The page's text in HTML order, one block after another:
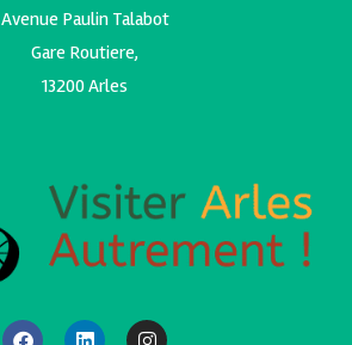
Avenue Paulin Talabot
Gare Routiere,
13200 Arles